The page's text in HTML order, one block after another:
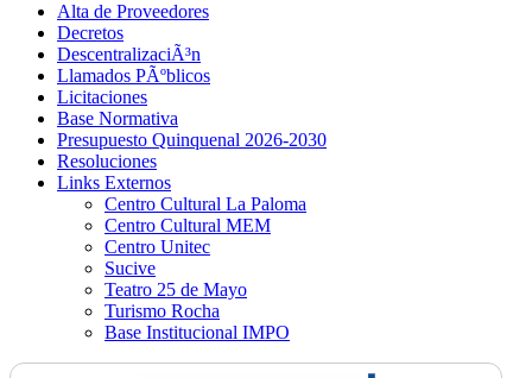
Alta de Proveedores
Decretos
DescentralizaciÃ³n
Llamados PÃºblicos
Licitaciones
Base Normativa
Presupuesto Quinquenal 2026-2030
Resoluciones
Links Externos
Centro Cultural La Paloma
Centro Cultural MEM
Centro Unitec
Sucive
Teatro 25 de Mayo
Turismo Rocha
Base Institucional IMPO